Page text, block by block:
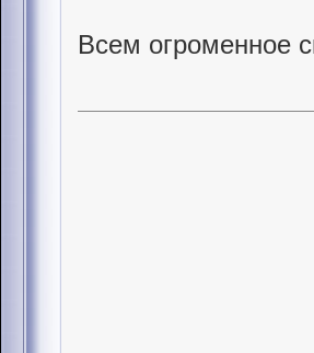
Всем огроменное